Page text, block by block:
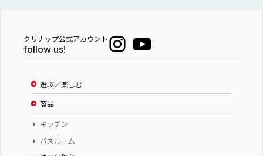
クリナップ公式アカウント
follow us!
選ぶ／楽しむ
商品
キッチン
バスルーム